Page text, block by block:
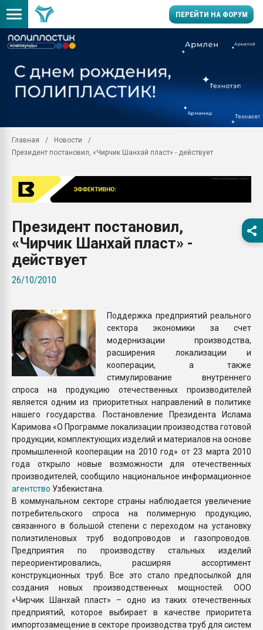
ПЕРЕЙТИ НА ФОРУМ
заводу пластмасс"
28.07.2026
28.07.2026
ПЕРЕЙТИ НА
Главная
Новости
Президент постановил, «Чирчик Шанхай пласт» - действует
Президент постановил,
«Чирчик Шанхай пласт» -
действует
26/10/2010
Поддержка предприятий реального
сектора экономики за счет
модернизации производства,
расширения локализации и
кооперации, а также
стимулирование внутреннего
спроса на продукцию отечественных производителей
является одним из приоритетных направлений в политике
нашего государства. Постановление Президента Ислама
Каримова «О Программе локализации производства готовой
продукции, комплектующих изделий и материалов на основе
промышленной кооперации на 2010 год» от 23 марта 2010
года открыло новые возможности для отечественных
производителей, сообщило национальное информационное
агентство Узбекистана.
В коммунальном секторе страны наблюдается увеличение
потребительского спроса на полимерную продукцию,
связанного в большой степени с переходом на установку
полиэтиленовых труб водопроводов и газопроводов.
Предприятия по производству стальных изделий
переориентировались, расширяя ассортимент
конструкционных труб. Все это стало предпосылкой для
создания новых производственных мощностей. ООО
«Чирчик Шанхай пласт» – одно из таких отечественных
предприятий, которое выбирает в качестве приоритета
импортозамещение в секторе производства труб для систем